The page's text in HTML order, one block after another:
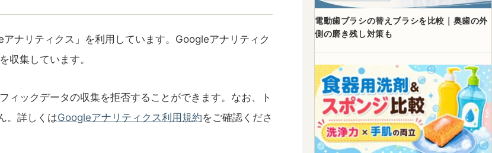
ナリティクス」を利用しています。Googleアナリティク
収集しています。
ックデータの収集を拒否することができます。なお、ト
。詳しくはGoogleアナリティクス利用規約をご確認くださ
電動歯ブラシの替えブラシを比較｜奥歯の外
側の磨き残し対策も